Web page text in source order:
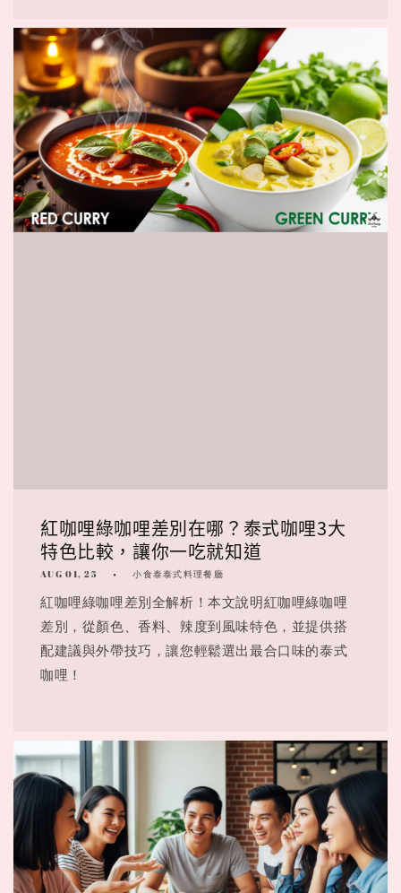
紅咖哩綠咖哩差別在哪？泰式咖哩3大
特色比較，讓你一吃就知道
AUG 01, 25 小食泰泰式料理餐廳
紅咖哩綠咖哩差別全解析！本文說明紅咖哩綠咖哩
差別，從顏色、香料、辣度到風味特色，並提供搭
配建議與外帶技巧，讓您輕鬆選出最合口味的泰式
咖哩！